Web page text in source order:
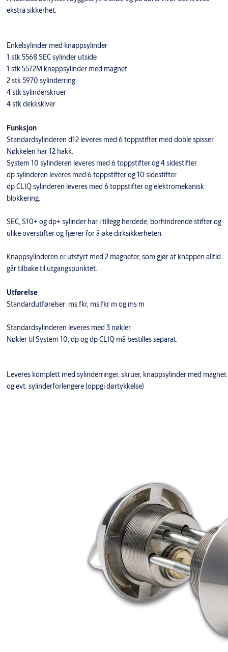
ekstra sikkerhet.
Enkelsylinder med knappsylinder
1 stk 5568 SEC sylinder utside
1 stk 5572M knappsylinder med magnet
2 stk 5970 sylinderring
4 stk sylinderskruer
4 stk dekkskiver
Funksjon
Standardsylinderen d12 leveres med 6 toppstifter med doble spisser.
Nøkkelen har 12 hakk.
System 10 sylinderen leveres med 6 toppstifter og 4 sidestifter.
dp sylinderen leveres med 6 toppstifter og 10 sidestifter.
dp CLIQ sylinderen leveres med 6 toppstifter og elektromekanisk
blokkering.
SEC, S10+ og dp+ sylinder har i tillegg herdede, borhindrende stifter og
ulike overstifter og fjærer for å øke dirksikkerheten.
Knappsylinderen er utstyrt med 2 magneter, som gjør at knappen alltid
går tilbake til utgangspunktet.
Utførelse
Standardutførelser: ms fkr, ms fkr m og ms m
Standardsylinderen leveres med 3 nøkler.
Nøkler til System 10, dp og dp CLIQ må bestilles separat.
Leveres komplett med sylinderringer, skruer, knappsylinder med magnet
og evt. sylinderforlengere (oppgi dørtykkelse)